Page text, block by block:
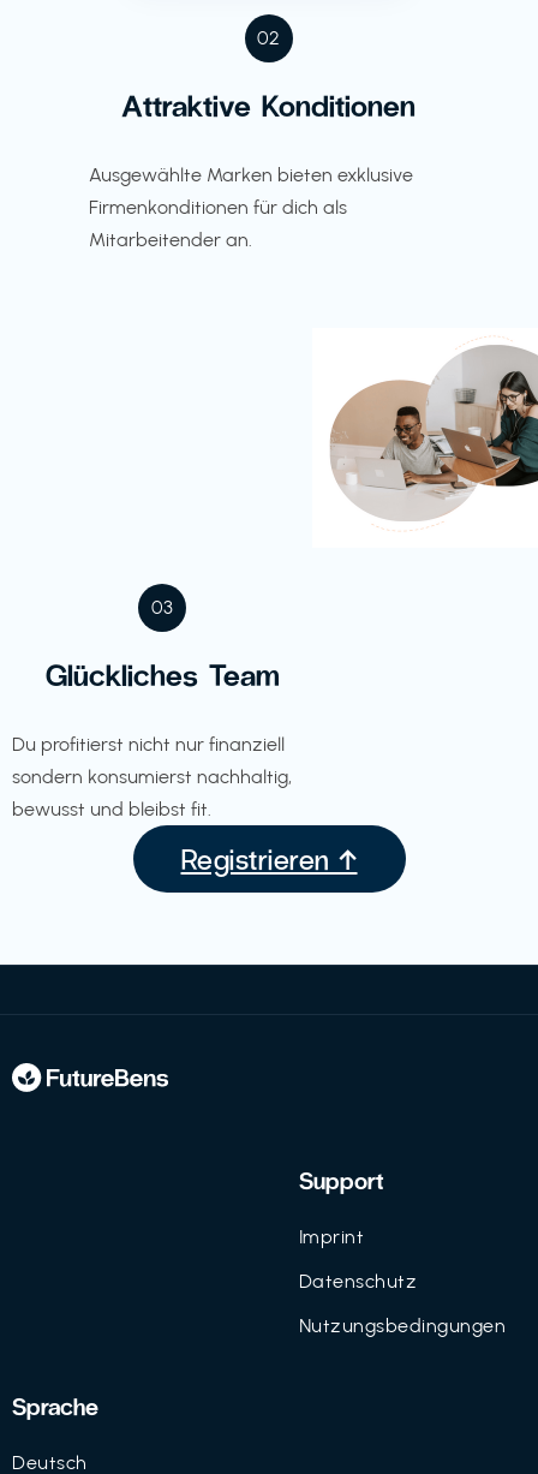
02
Attraktive Konditionen
Ausgewählte Marken bieten exklusive
Firmenkonditionen für dich als
Mitarbeitender an.
03
Glückliches Team
Du profitierst nicht nur finanziell
sondern konsumierst nachhaltig,
bewusst und bleibst fit.
Registrieren ↑
Support
Imprint
Datenschutz
Nutzungsbedingungen
Sprache
Deutsch